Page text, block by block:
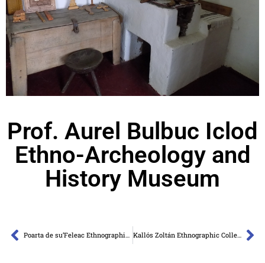
Prof. Aurel Bulbuc Iclod
Ethno-Archeology and
History Museum
Poarta de su’Feleac Ethnographic Collection Kallós Zoltán Ethnographic Collection